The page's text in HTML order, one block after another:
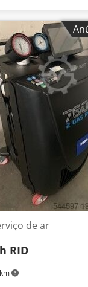
de ar
RID